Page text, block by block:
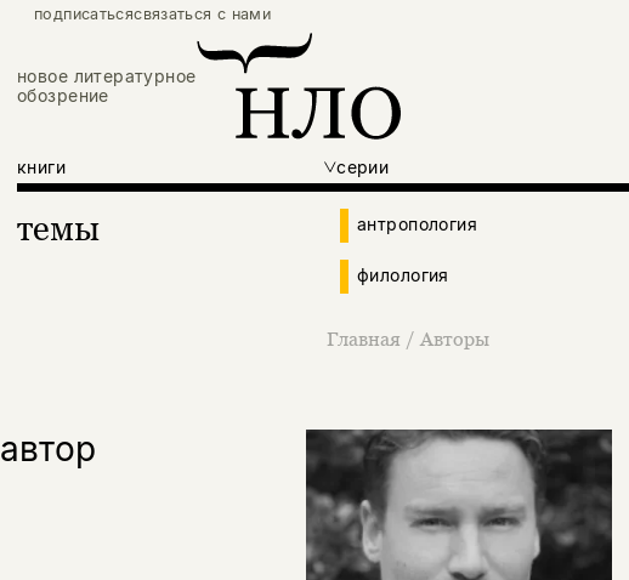
подписатьсясвязаться с нами
новое литературное
обозрение
книги серии
темы антропология
филология
Главная / Авторы
автор